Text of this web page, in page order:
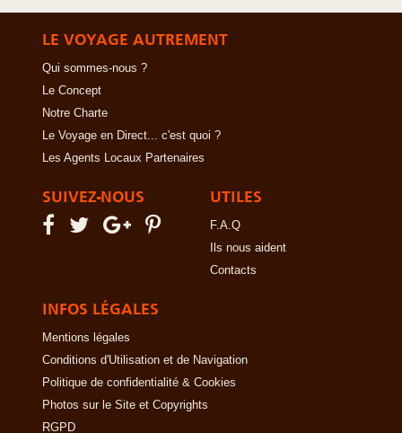
LE VOYAGE AUTREMENT
Qui sommes-nous ?
Le Concept
Notre Charte
Le Voyage en Direct... c'est quoi ?
Les Agents Locaux Partenaires
SUIVEZ-NOUS UTILES
F.A.Q
Ils nous aident
Contacts
INFOS LÉGALES
Mentions légales
Conditions d'Utilisation et de Navigation
Politique de confidentialité & Cookies
Photos sur le Site et Copyrights
RGPD